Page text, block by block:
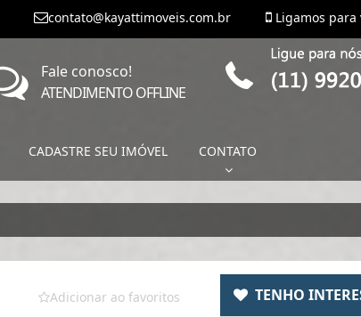
Ligamos para
contato@kayattimoveis.com.br
CADASTRE SEU IMÓVEL CONTATO
Fale conosco!
ATENDIMENTO OFFLINE
Adicionar ao favoritos TENHO